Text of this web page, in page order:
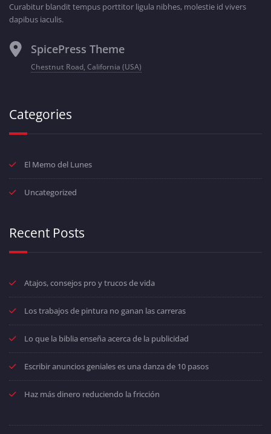
Curabitur blandit tempus porttitor ligula nibhes, molestie id vivers
dapibus iaculis.
SpicePress Theme
Chestnut Road, California (USA)
Categories
El Memo del Lunes
Uncategorized
Recent Posts
Atajos, consejos pro y trucos de vida
Los trabajos de pintura no ganan las carreras
Lo que la biblia enseña acerca de la publicidad
Escribir anuncios geniales es una danza de 10 pasos
Haz más dinero reduciendo la fricción